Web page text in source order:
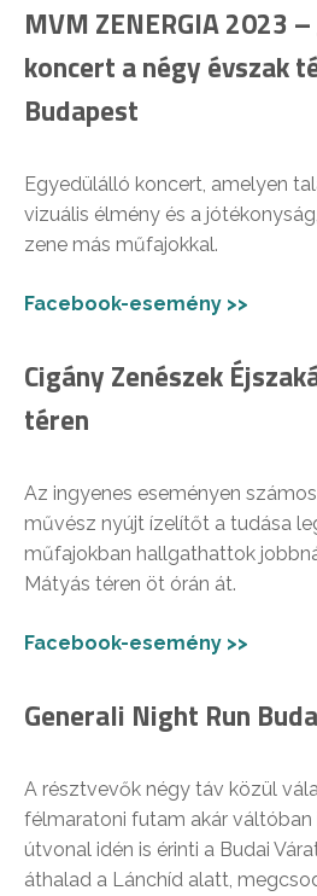
MVM ZENERGIA 2023
koncert a négy évszak
Budapest
Egyedülálló koncert, amelyen
vizuális élmény és a
zene más műfajokkal.
Facebook-esemény >>
Cigány Zenészek
téren
Az ingyenes eseményen
művész nyújt ízelítőt a tudása
műfajokban hallgathattok
Mátyás téren öt órán át.
Facebook-esemény >>
Generali Night Run
A résztvevők négy táv közül
félmaratoni futam akár váltóban
útvonal idén is érinti a Budai
áthalad a Lánchíd alatt,